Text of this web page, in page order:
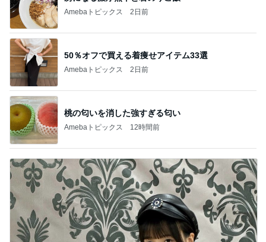
Amebaトピックス 2日前
50％オフで買える着痩せアイテム33選
Amebaトピックス 2日前
桃の匂いを消した強すぎる匂い
Amebaトピックス 12時間前